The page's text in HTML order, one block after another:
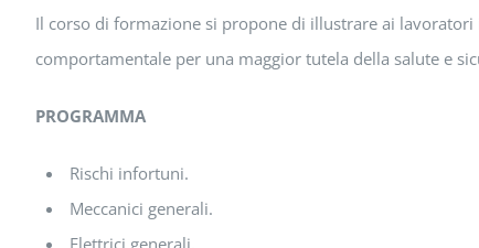
Il corso di formazione si propone di illustrare ai lavoratori
comportamentale per una maggior tutela della salute e
PROGRAMMA
Rischi infortuni.
Meccanici generali.